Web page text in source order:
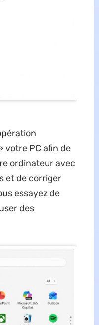
votre PC afin de
ordinateur avec
et de corriger
essayez de
des